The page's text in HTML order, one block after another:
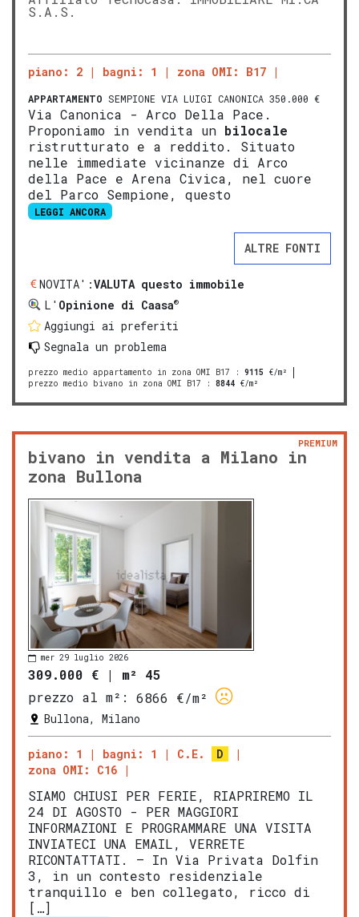
S.A.S.
piano: 2 bagni: 1 zona OMI: B17
APPARTAMENTO SEMPIONE VIA LUIGI CANONICA 350.000 €
Via Canonica - Arco Della Pace.
Proponiamo in vendita un bilocale
ristrutturato e a reddito. Situato
nelle immediate vicinanze di Arco
della Pace e Arena Civica, nel cuore
del Parco Sempione, questo
LEGGI ANCORA
ALTRE FONTI
NOVITA':VALUTA questo immobile
L' Opinione di Caasa®
Aggiungi ai preferiti
Segnala un problema
prezzo medio appartamento in zona OMI B17 : 9115 €/m²
prezzo medio bivano in zona OMI B17 : 8844 €/m²
bivano in vendita a Milano in
zona Bullona
PREMIUM
mer 29 luglio 2026
309.000 € | m² 45
prezzo al m²:
6866 €/m²
Bullona, Milano
piano: 1 bagni: 1 C.E.
D
zona OMI: C16
SIAMO CHIUSI PER FERIE, RIAPRIREMO IL
24 DI AGOSTO - PER MAGGIORI
INFORMAZIONI E PROGRAMMARE UNA VISITA
INVIATECI UNA EMAIL, VERRETE
RICONTATTATI. – In Via Privata Dolfin
3, in un contesto residenziale
tranquillo e ben collegato, ricco di
[…]